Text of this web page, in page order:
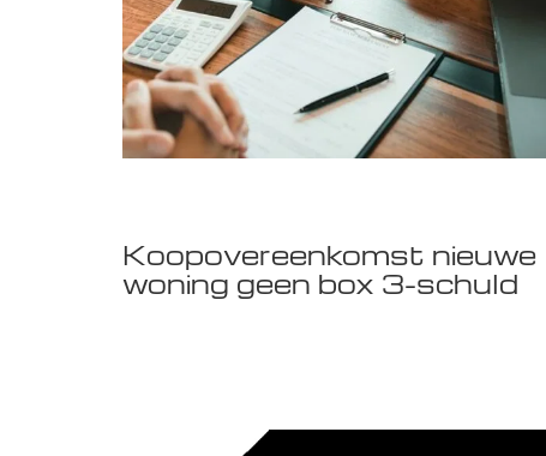
Koopovereenkomst nieuwe
woning geen box 3-schuld